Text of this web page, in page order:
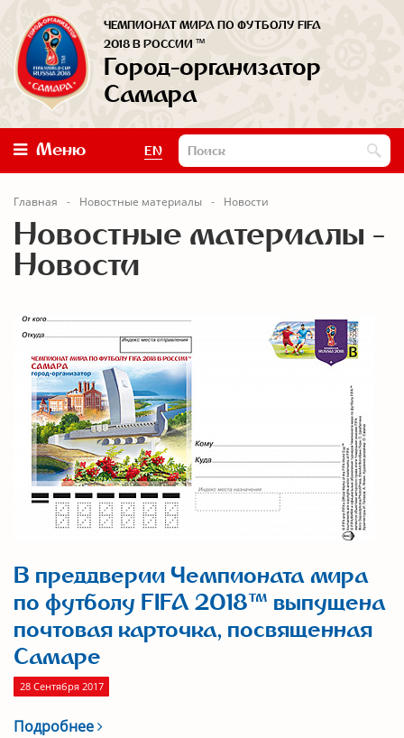
ЧЕМПИОНАТ МИРА ПО ФУТБОЛУ FIFA
2018 В РОССИИ ™
Город-организатор
Самара
Меню EN
Главная Новостные материалы Новости
Новостные материалы -
Новости
В преддверии Чемпионата мира
по футболу FIFA 2018™ выпущена
почтовая карточка, посвященная
Самаре
28 Сентября 2017
Подробнее